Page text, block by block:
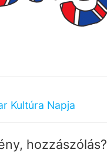
Kultúra Napja
hozzászólás?